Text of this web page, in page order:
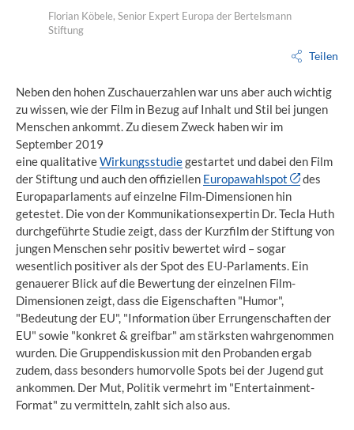
Florian Köbele, Senior Expert Europa der Bertelsmann
Stiftung
Teilen
Neben den hohen Zuschauerzahlen war uns aber auch wichtig
zu wissen, wie der Film in Bezug auf Inhalt und Stil bei jungen
Menschen ankommt. Zu diesem Zweck haben wir im
September 2019
eine qualitativeWirkungsstudiegestartet und dabei den Film
der Stiftung und auch den offiziellen Europawahlspot
des
Europaparlaments auf einzelne Film-Dimensionen hin
getestet. Die von der Kommunikationsexpertin Dr. Tecla Huth
durchgeführte Studie zeigt, dass der Kurzfilm der Stiftung von
jungen Menschen sehr positiv bewertet wird – sogar
wesentlich positiver als der Spot des EU-Parlaments. Ein
genauerer Blick auf die Bewertung der einzelnen Film-
Dimensionen zeigt, dass die Eigenschaften "Humor",
"Bedeutung der EU", "Information über Errungenschaften der
EU" sowie "konkret & greifbar" am stärksten wahrgenommen
wurden. Die Gruppendiskussion mit den Probanden ergab
zudem, dass besonders humorvolle Spots bei der Jugend gut
ankommen. Der Mut, Politik vermehrt im "Entertainment-
Format" zu vermitteln, zahlt sich also aus.